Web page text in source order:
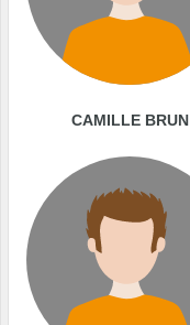
CAMILLE BRUN